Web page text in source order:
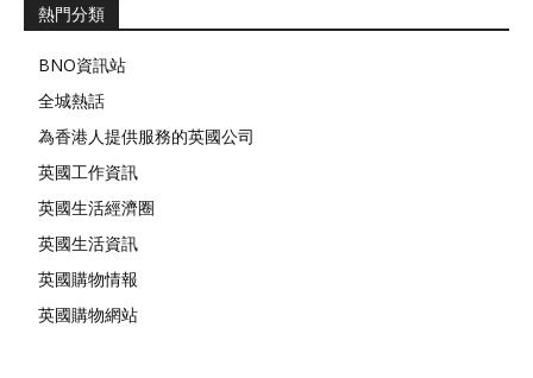
熱門分類
BNO資訊站
全城熱話
為香港人提供服務的英國公司
英國工作資訊
英國生活經濟圈
英國生活資訊
英國購物情報
英國購物網站